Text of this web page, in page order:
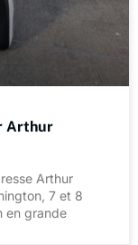
Arthur
Arthur
7 et 8
en grande